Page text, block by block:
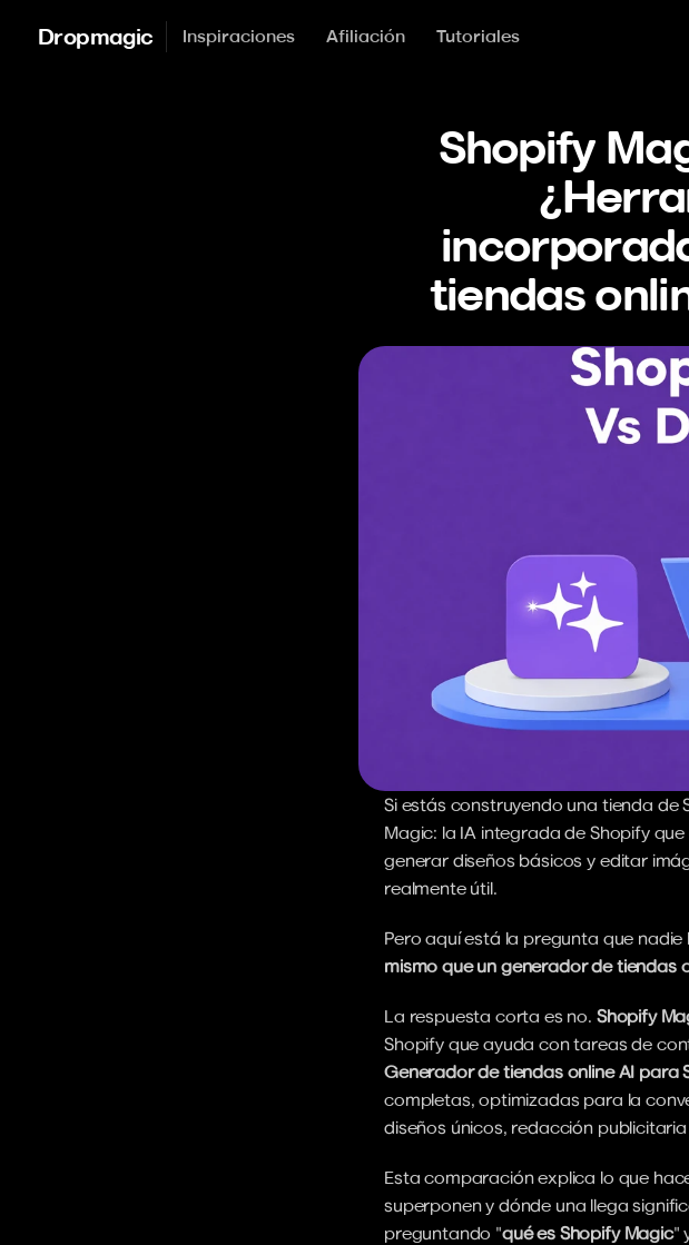
Dropmagic Inspiraciones Afiliación Tutoriales
Shopify
tiendas
Si estás construyendo una tienda de
Magic: la IA integrada de Shopify
generar diseños básicos y editar
realmente útil.
Pero aquí está la pregunta que
mismo que un generador de tiendas
La respuesta corta es no. Shopify
Shopify que ayuda con tareas de
Generador de tiendas online AI para
completas, optimizadas para la
diseños únicos, redacción
Esta comparación explica lo que
superponen y dónde una llega
preguntando "qué es Shopify Magic"